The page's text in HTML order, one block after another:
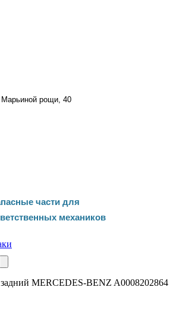
Марьиной рощи, 40
части для
механиков
MERCEDES-BENZ A0008202864